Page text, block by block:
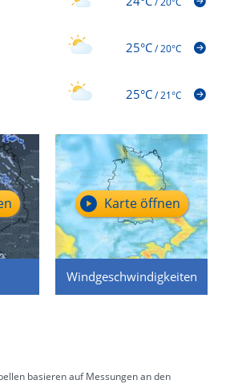
25°C/20°C
25°C/21°C
Windgeschwindigkeiten
Karte öffnen
basieren auf Messungen an den